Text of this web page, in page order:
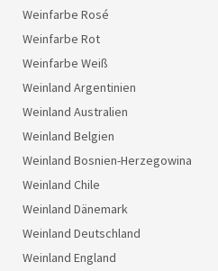
Weinfarbe Rosé
Weinfarbe Rot
Weinfarbe Weiß
Weinland Argentinien
Weinland Australien
Weinland Belgien
Weinland Bosnien-Herzegowina
Weinland Chile
Weinland Dänemark
Weinland Deutschland
Weinland England